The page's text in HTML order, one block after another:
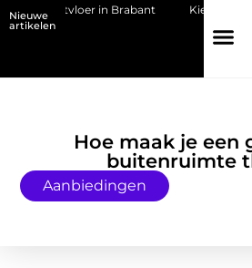
Nieuwe
artikelen
in Brabant Kies de juiste HP
Hoe maak je een
buitenruimte
Aanbiedingen